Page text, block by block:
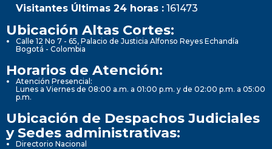
Visitantes Últimas 24 horas : 161473
Ubicación Altas Cortes:
Calle 12 No 7 - 65, Palacio de Justicia Alfonso Reyes Echandía
Bogotá - Colombia
Horarios de Atención:
Atención Presencial:
Lunes a Viernes de 08:00 a.m. a 01:00 p.m. y de 02:00 p.m. a 05:00
p.m.
Ubicación de Despachos Judiciales
y Sedes administrativas:
Directorio Nacional